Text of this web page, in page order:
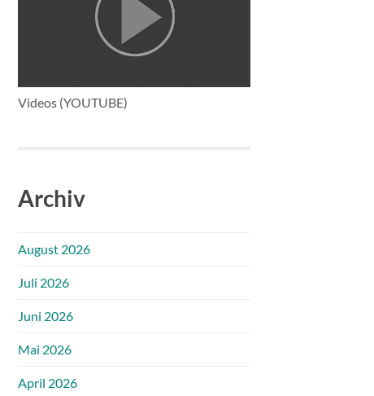
Videos (YOUTUBE)
Archiv
August 2026
Juli 2026
Juni 2026
Mai 2026
April 2026